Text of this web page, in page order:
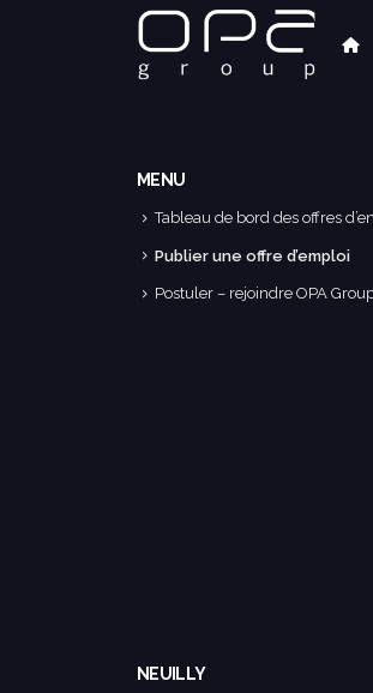
MENU
Tableau de bord des offres
Publier une offre d’emploi
Postuler – rejoindre OPA
NEUILLY